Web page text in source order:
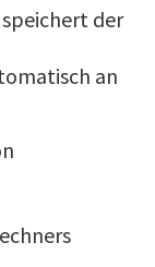
der
an